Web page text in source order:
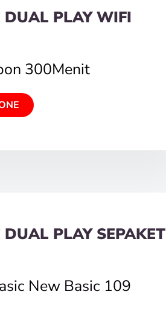
PLAY WIFI
300Menit
PLAY SEPAKET
New Basic 109